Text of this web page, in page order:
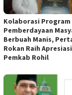
Kolaborasi Program
Pemberdayaan
Berbuah Manis,
Rokan Raih
Pemkab Rohil